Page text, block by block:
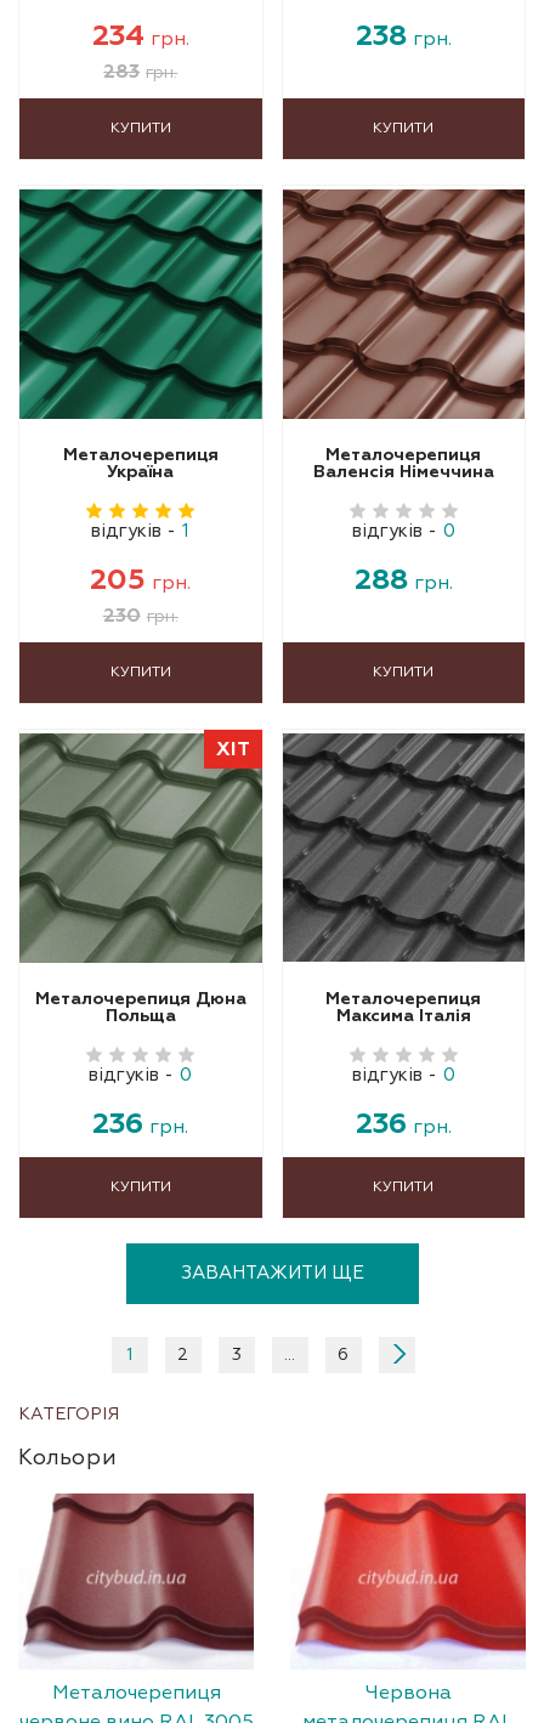
234 грн.
283 грн.
КУПИТИ
238 грн.
КУПИТИ
Металочерепиця
Україна
відгуків - 1
205 грн.
230 грн.
КУПИТИ
Металочерепиця
Валенсія Німеччина
відгуків - 0
288 грн.
КУПИТИ
ХІТ
Металочерепиця Дюна
Польща
відгуків - 0
236 грн.
КУПИТИ
Металочерепиця
Максима Італія
відгуків - 0
236 грн.
КУПИТИ
ЗАВАНТАЖИТИ ЩЕ
1 2 3 … 6
КАТЕГОРІЯ
Кольори
Металочерепиця
Червона